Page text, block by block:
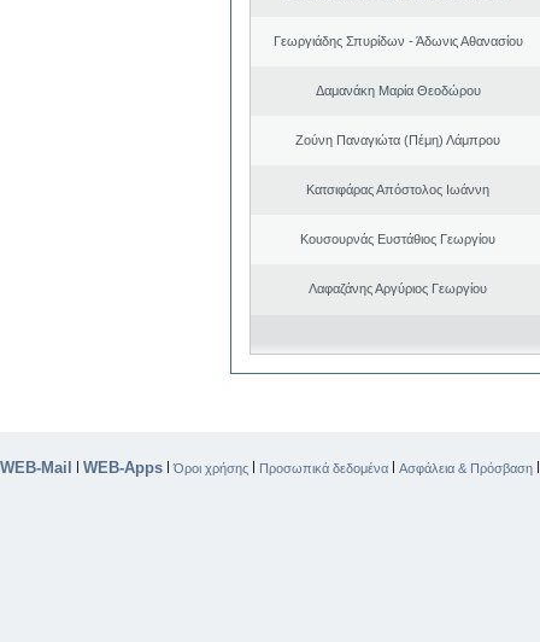
Γεωργιάδης Σπυρίδων - Άδωνις Αθανασίου
Δαμανάκη Μαρία Θεοδώρου
Ζούνη Παναγιώτα (Πέμη) Λάμπρου
Κατσιφάρας Απόστολος Ιωάννη
Κουσουρνάς Ευστάθιος Γεωργίου
Λαφαζάνης Αργύριος Γεωργίου
WEB-Mail | WEB-Apps |Όροι χρήσης | Προσωπικά δεδομένα | Ασφάλεια & Πρόσβαση